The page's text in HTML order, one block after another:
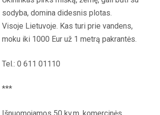
sodyba, domina didesnis plotas.
Visoje Lietuvoje. Kas turi prie vandens,
moku iki 1000 Eur už 1 metrą pakrantės.
Tel.: 0 611 01110
***
Išnuomojamos 50 kv.m. komercinės